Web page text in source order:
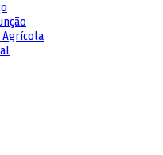
Agrícola